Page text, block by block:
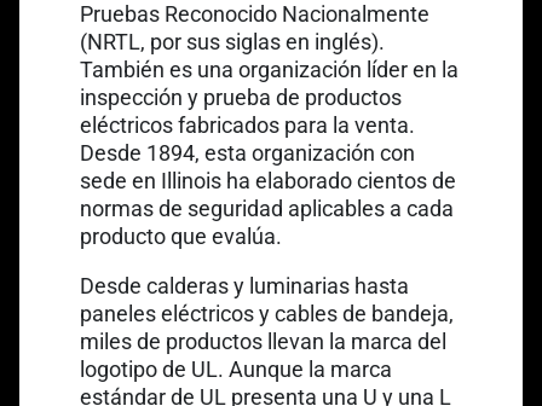
Pruebas Reconocido Nacionalmente
(NRTL, por sus siglas en inglés).
También es una organización líder en la
inspección y prueba de productos
eléctricos fabricados para la venta.
Desde 1894, esta organización con
sede en Illinois ha elaborado cientos de
normas de seguridad aplicables a cada
producto que evalúa.
Desde calderas y luminarias hasta
paneles eléctricos ycables de bandeja,
miles de productos llevan la marca del
logotipo de UL. Aunque la marca
estándar de UL presenta una U y una L